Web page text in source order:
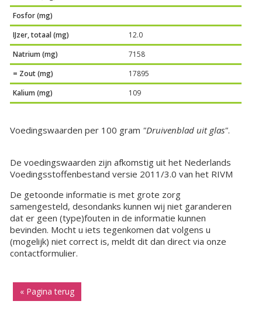
Fosfor (mg)
IJzer, totaal (mg)
12.0
Natrium (mg)
7158
= Zout (mg)
17895
Kalium (mg)
109
Voedingswaarden per 100 gram "Druivenblad uit glas".
De voedingswaarden zijn afkomstig uit het Nederlands
Voedingsstoffenbestand versie 2011/3.0 van het RIVM
De getoonde informatie is met grote zorg
samengesteld, desondanks kunnen wij niet garanderen
dat er geen (type)fouten in de informatie kunnen
bevinden. Mocht u iets tegenkomen dat volgens u
(mogelijk) niet correct is, meldt dit dan direct via onze
contactformulier.
« Pagina terug